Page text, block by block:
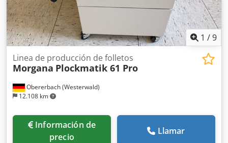
revisada y probada exhaustivamente por nuestro propio
servicio técnico especializado. Si desea obtener más
información, no dude en ponerse en contacto con
nosotros. Cedpezpx Trsfx Ah Hsrf Envío a nivel mundial
disponible.
1 /9
Obererbach (Westerwald)
12.108 km
Linea de producción de folletos
Morgana Plockmatik 61 Pro
Información de
precio
Llamar